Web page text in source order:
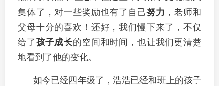
集体了，对一些奖励也有了自己努力 ，老师和
父母十分的喜欢！还好，我们慢下来了，不仅
给了孩子成长的空间和时间，也让我们更清楚
地看到了他的变化。
如今已经四年级了，浩浩已经和班上的孩子